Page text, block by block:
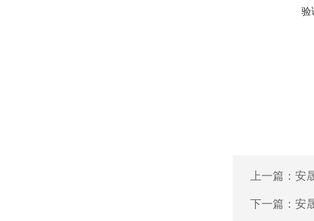
验
上一篇： 安
下一篇： 安